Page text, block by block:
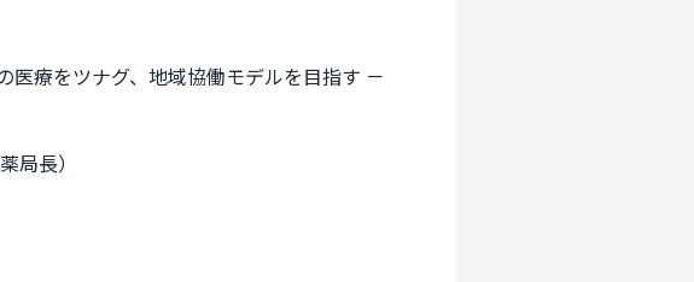
療をツナグ、地域協働モデルを目指す －
局長）